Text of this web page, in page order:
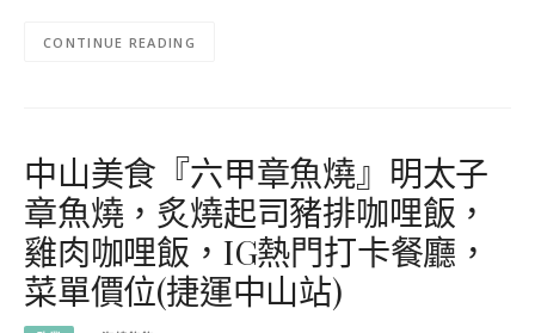
CONTINUE READING
中山美食『六甲章魚燒』明太子
章魚燒，炙燒起司豬排咖哩飯，
雞肉咖哩飯，IG熱門打卡餐廳，
菜單價位(捷運中山站)